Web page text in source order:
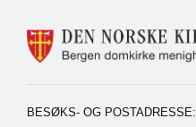
BESØKS- OG POSTADRESSE: